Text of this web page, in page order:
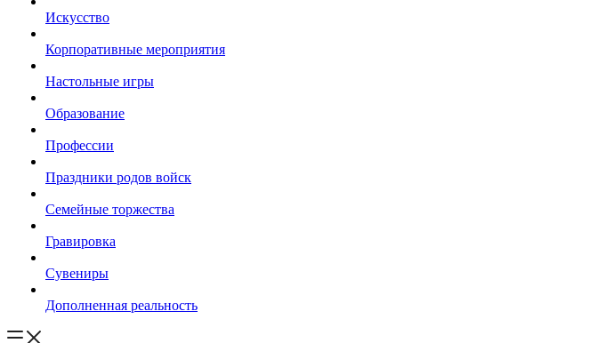
Искусство
Корпоративные мероприятия
Настольные игры
Образование
Профессии
Праздники родов войск
Семейные торжества
Гравировка
Сувениры
Дополненная реальность